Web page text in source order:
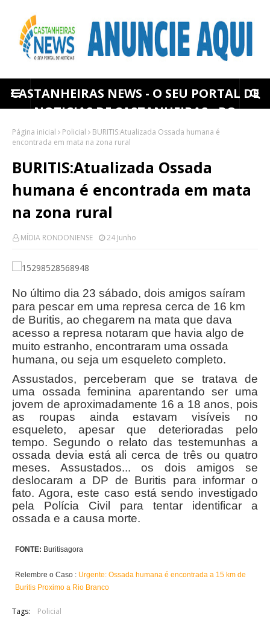
CASTANHEIRAS NEWS - O SEU PORTAL DE
NOTICIAS DE CASTANHEIRAS - RO
Página inicial Policial
BURITIS:Atualizada Ossada humana é
encontrada em mata na zona rural
BURITIS:Atualizada Ossada
humana é encontrada em mata
na zona rural
MÍDIA RONDONIENSE 24 Junho
No último dia 23 sábado, dois amigos saíram
para pescar em uma represa cerca de 16 km
de Buritis, ao chegarem na mata que dava
acesso a represa notaram que havia algo de
muito estranho, encontraram uma ossada
humana, ou seja um esqueleto completo.
Assustados, perceberam que se tratava de
uma ossada feminina aparentando ser uma
jovem de aproximadamente 16 a 18 anos, pois
as roupas ainda estavam visíveis no
esqueleto, apesar que deterioradas pelo
tempo. Segundo o relato das testemunhas a
ossada devia está ali cerca de três ou quatro
meses. Assustados... os dois amigos se
deslocaram a DP de Buritis para informar o
fato. Agora, este caso está sendo investigado
pela Polícia Civil para tentar identificar a
ossada e a causa morte.
FONTE: Buritisagora
Relembre o Caso : Urgente: Ossada humana é encontrada a 15 km de
Buritis Proximo a Rio Branco
Tags: Policial